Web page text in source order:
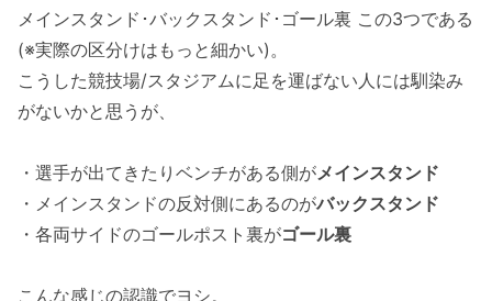
メインスタンド･バックスタンド･ゴール裏 この3つである
(※実際の区分けはもっと細かい)。
こうした競技場/スタジアムに足を運ばない人には馴染み
がないかと思うが、
・選手が出てきたりベンチがある側がメインスタンド
・メインスタンドの反対側にあるのがバックスタンド
・各両サイドのゴールポスト裏がゴール裏
こんな感じの認識でヨシ。